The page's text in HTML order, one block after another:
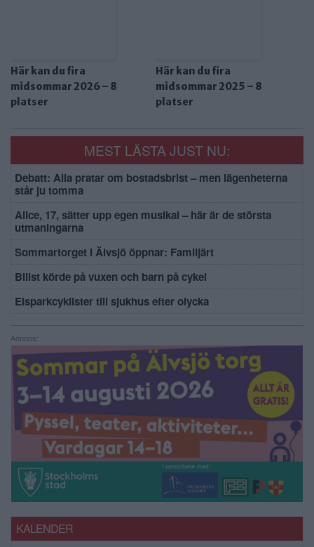
Här kan du fira
midsommar 2026 – 8
platser
Här kan du fira
midsommar 2025 – 8
platser
MEST LÄSTA JUST NU:
Debatt: Alla pratar om bostadsbrist – men lägenheterna
står ju tomma
Alice, 17, sätter upp egen musikal – här är de största
utmaningarna
Sommartorget i Älvsjö öppnar: Familjärt
Bilist körde på vuxen och barn på cykel
Elsparkcyklister till sjukhus efter olycka
Annons:
KALENDER